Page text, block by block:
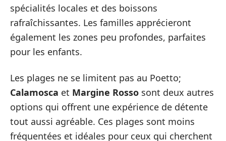
spécialités locales et des boissons
rafraîchissantes. Les familles apprécieront
également les zones peu profondes, parfaites
pour les enfants.
Les plages ne se limitent pas au Poetto;
Calamosca et Margine Rosso sont deux autres
options qui offrent une expérience de détente
tout aussi agréable. Ces plages sont moins
fréquentées et idéales pour ceux qui cherchent